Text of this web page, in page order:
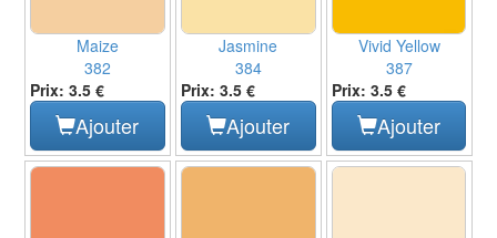
Maize
382
Prix: 3.5 €
Ajouter
Jasmine
384
Prix: 3.5 €
Ajouter
Vivid Yellow
387
Prix: 3.5 €
Ajouter